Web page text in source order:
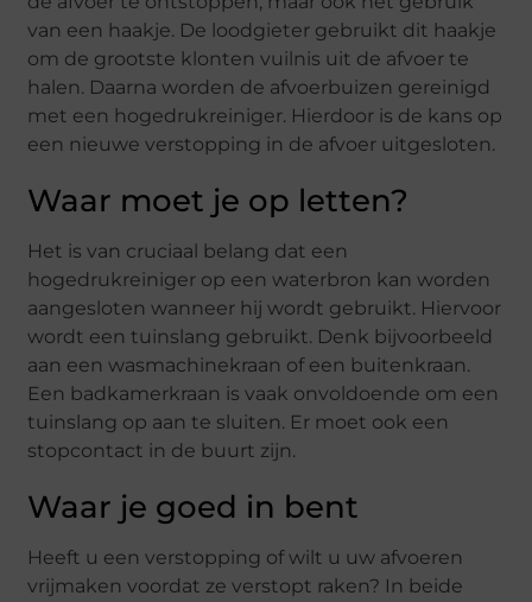
van een haakje. De loodgieter gebruikt dit haakje
om de grootste klonten vuilnis uit de afvoer te
halen. Daarna worden de afvoerbuizen gereinigd
met een hogedrukreiniger. Hierdoor is de kans op
een nieuwe verstopping in de afvoer uitgesloten.
Waar moet je op letten?
Het is van cruciaal belang dat een
hogedrukreiniger op een waterbron kan worden
aangesloten wanneer hij wordt gebruikt. Hiervoor
wordt een tuinslang gebruikt. Denk bijvoorbeeld
aan een wasmachinekraan of een buitenkraan.
Een badkamerkraan is vaak onvoldoende om een
tuinslang op aan te sluiten. Er moet ook een
stopcontact in de buurt zijn.
Waar je goed in bent
Heeft u een verstopping of wilt u uw afvoeren
vrijmaken voordat ze verstopt raken? In beide